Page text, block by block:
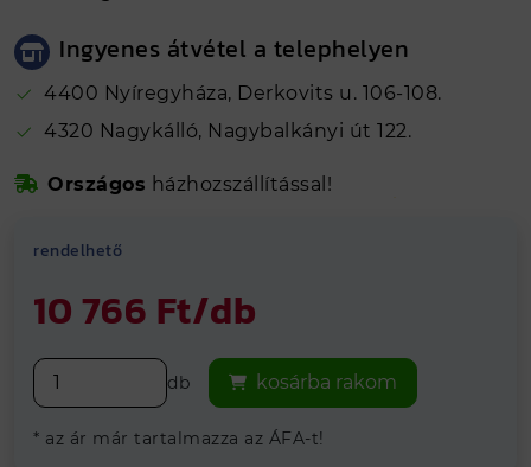
Ingyenes átvétel a telephelyen
4400 Nyíregyháza, Derkovits u. 106-108.
4320 Nagykálló, Nagybalkányi út 122.
Országos házhozszállítással!
Vegye át
rendelhető
10 766 Ft/db
db kosárba rakom
* az ár már tartalmazza az ÁFA-t!